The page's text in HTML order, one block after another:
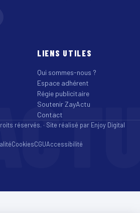
LIENS UTILES
Qui sommes-nous ?
Espace adhérent
Régie publicitaire
Soutenir ZayActu
Contact
réservés. · Site réalisé par Enjoy Digital
CookiesCGUAccessibilité